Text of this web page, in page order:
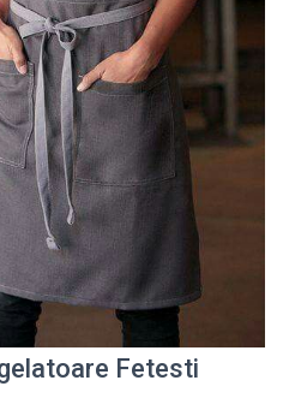
Fetesti